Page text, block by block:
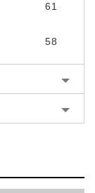
61
58